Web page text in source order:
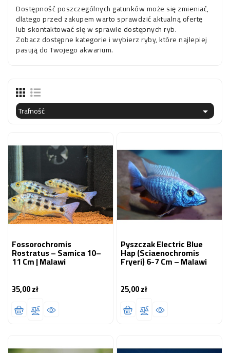
Dostępność poszczególnych gatunków może się zmieniać,
dlatego przed zakupem warto sprawdzić aktualną ofertę
lub skontaktować się w sprawie dostępnych ryb.
Zobacz dostępne kategorie i wybierz ryby, które najlepiej
pasują do Twojego akwarium.
Trafność 
Fossorochromis
Rostratus – Samica 10–
11 Cm | Malawi
35,00 złCena
Pyszczak Electric Blue
Hap (Sciaenochromis
Fryeri) 6-7 Cm – Malawi
25,00 złCena